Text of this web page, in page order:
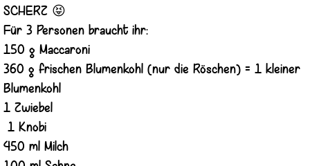
SCHERZ 😝
Für 3 Personen braucht ihr:
150 g Maccaroni
360 g frischen Blumenkohl (nur die Röschen) = 1 kleiner
Blumenkohl
1 Zwiebel
1 Knobi
450 ml Milch